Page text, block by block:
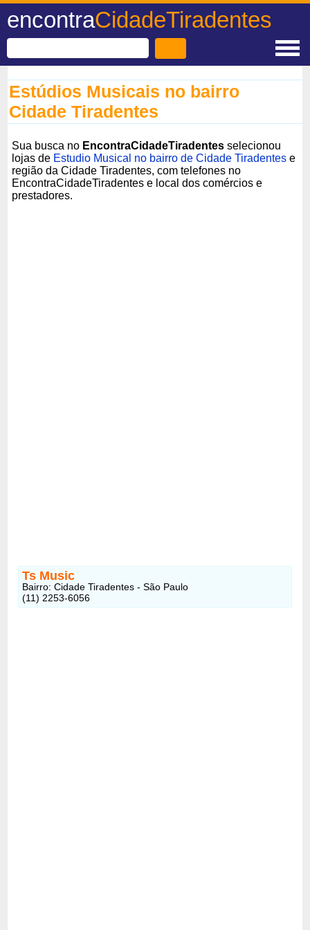
encontraCidadeTiradentes
Estúdios Musicais no bairro
Cidade Tiradentes
Sua busca no EncontraCidadeTiradentes selecionou
lojas de Estudio Musical no bairro de Cidade Tiradentes e
região da Cidade Tiradentes, com telefones no
EncontraCidadeTiradentes e local dos comércios e
prestadores.
Ts Music
Bairro: Cidade Tiradentes - São Paulo
(11) 2253-6056